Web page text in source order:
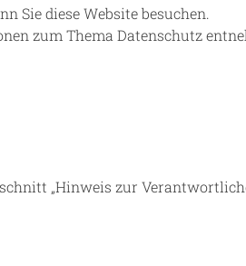
Sie diese Website besuchen.
zum Thema Datenschutz
„Hinweis zur